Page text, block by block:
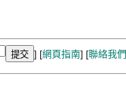
] [網頁指南] [聯絡我們